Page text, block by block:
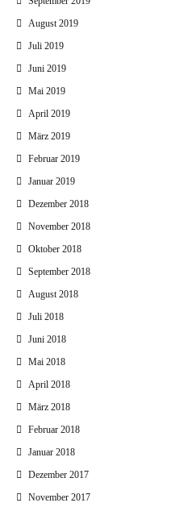
August 2019
Juli 2019
Juni 2019
Mai 2019
April 2019
März 2019
Februar 2019
Januar 2019
Dezember 2018
November 2018
Oktober 2018
September 2018
August 2018
Juli 2018
Juni 2018
Mai 2018
April 2018
März 2018
Februar 2018
Januar 2018
Dezember 2017
November 2017